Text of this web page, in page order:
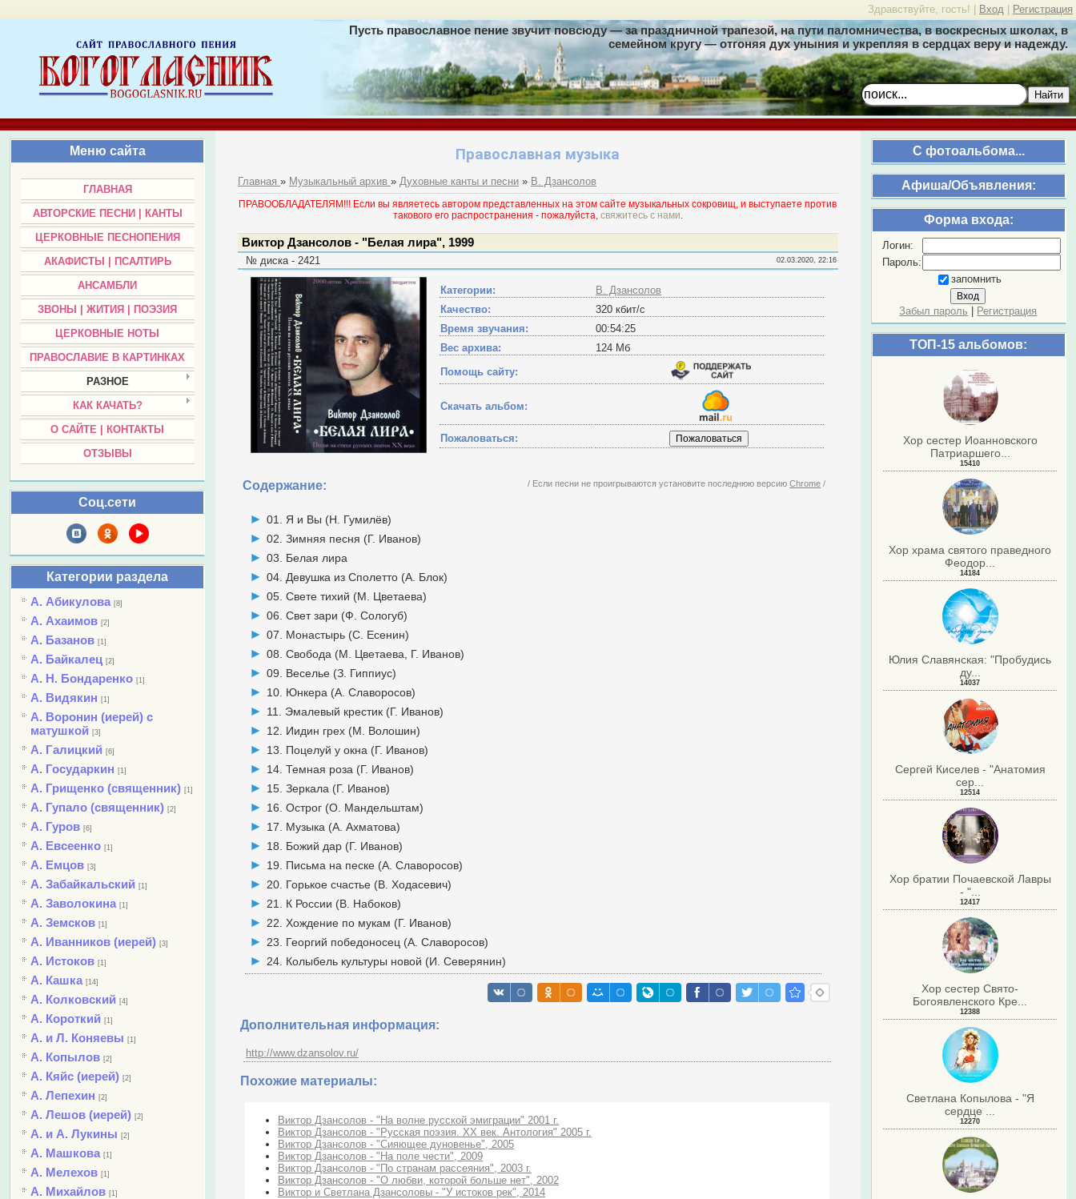
Здравствуйте, гость! | Вход Регистрация
Пусть православное пение звучит повсюду — за праздничной трапезой, на пути паломничества, в воскресных школах, в
семейном кругу — отгоняя дух уныния и укрепляя в сердцах веру и надежду.
Найти
Меню сайта
ГЛАВНАЯ
АВТОРСКИЕ ПЕСНИ | КАНТЫ
ЦЕРКОВНЫЕ ПЕСНОПЕНИЯ
АКАФИСТЫ | ПСАЛТИРЬ
АНСАМБЛИ
ЗВОНЫ | ЖИТИЯ | ПОЭЗИЯ
ЦЕРКОВНЫЕ НОТЫ
ПРАВОСЛАВИЕ В КАРТИНКАХ
РАЗНОЕ
КАК КАЧАТЬ?
О САЙТЕ | КОНТАКТЫ
ОТЗЫВЫ
Соц.сети
Категории раздела
А. Абикулова [8]
А. Ахаимов [2]
А. Базанов [1]
А. Байкалец [2]
А. Н. Бондаренко [1]
А. Видякин [1]
А. Воронин (иерей) с
матушкой [3]
А. Галицкий [6]
А. Государкин [1]
А. Грищенко (священник) [1]
А. Гупало (священник) [2]
А. Гуров [6]
А. Евсеенко [1]
А. Емцов [3]
А. Забайкальский [1]
А. Заволокина [1]
А. Земсков [1]
А. Иванников (иерей) [3]
А. Истоков [1]
А. Кашка [14]
А. Колковский [4]
А. Короткий [1]
А. и Л. Коняевы [1]
А. Копылов [2]
А. Кяйс (иерей) [2]
А. Лепехин [2]
А. Лешов (иерей) [2]
А. и А. Лукины [2]
А. Машкова [1]
А. Мелехов [1]
А. Михайлов [1]
C фотоальбома...
Афиша/Объявления:
Форма входа:
Логин:
Пароль:
запомнить
Забыл пароль Регистрация
ТОП-15 альбомов:
Хор сестер Иоанновского
Патриаршего...
15410
Хор храма святого праведного
Феодор...
14184
Юлия Славянская: "Пробудись
ду...
14037
Сергей Киселев - "Анатомия
сер...
12514
Хор братии Почаевской Лавры
- "...
12417
Хор сестер Свято-
Богоявленского Кре...
12388
Светлана Копылова - "Я
сердце ...
12270
Православная музыка
Главная » Музыкальный архив » Духовные канты и песни» В. Дзансолов
ПРАВООБЛАДАТЕЛЯМ!!! Если вы являетесь автором представленных на этом сайте музыкальных сокровищ, и выступаете против
такового его раcпространения - пожалуйста, свяжитесь с нами.
Виктор Дзансолов - "Белая лира", 1999
№ диска - 2421 02.03.2020, 22:16
Категории:
В. Дзансолов
Качество:
320 кбит/с
Время звучания:
00:54:25
Вес архива:
124 Мб
Помощь сайту:
Скачать альбом:
Пожаловаться:
Содержание: / Если песни не проигрываются установите последнюю версию Chrome/
01. Я и Вы (Н. Гумилёв)
02. Зимняя песня (Г. Иванов)
03. Белая лира
04. Девушка из Сполетто (А. Блок)
05. Свете тихий (М. Цветаева)
06. Свет зари (Ф. Сологуб)
07. Монастырь (С. Есенин)
08. Свобода (М. Цветаева, Г. Иванов)
09. Веселье (З. Гиппиус)
10. Юнкера (А. Славоросов)
11. Эмалевый крестик (Г. Иванов)
12. Иидин грех (М. Волошин)
13. Поцелуй у окна (Г. Иванов)
14. Темная роза (Г. Иванов)
15. Зеркала (Г. Иванов)
16. Острог (О. Мандельштам)
17. Музыка (А. Ахматова)
18. Божий дар (Г. Иванов)
19. Письма на песке (А. Славоросов)
20. Горькое счастье (В. Ходасевич)
21. К России (В. Набоков)
22. Хождение по мукам (Г. Иванов)
23. Георгий победоносец (А. Славоросов)
24. Колыбель культуры новой (И. Северянин)
Дополнительная информация:
http://www.dzansolov.ru/
Похожие материалы:
Виктор Дзансолов - "На волне русской эмиграции" 2001 г.
Виктор Дзансолов - "Русская поэзия. ХХ век. Антология" 2005 г.
Виктор Дзансолов - "Сияющее дуновенье", 2005
Виктор Дзансолов - "На поле чести", 2009
Виктор Дзансолов - "По странам рассеяния", 2003 г.
Виктор Дзансолов - "О любви, которой больше нет", 2002
Виктор и Светлана Дзансоловы - "У истоков рек", 2014